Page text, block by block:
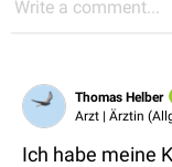
Write a comment...
Thomas Helber
Arzt | Ärztin
Ich habe meine